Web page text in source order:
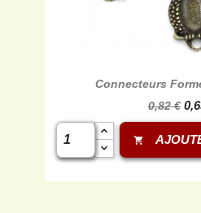
Connecteurs
0,82 €
shopping_cart